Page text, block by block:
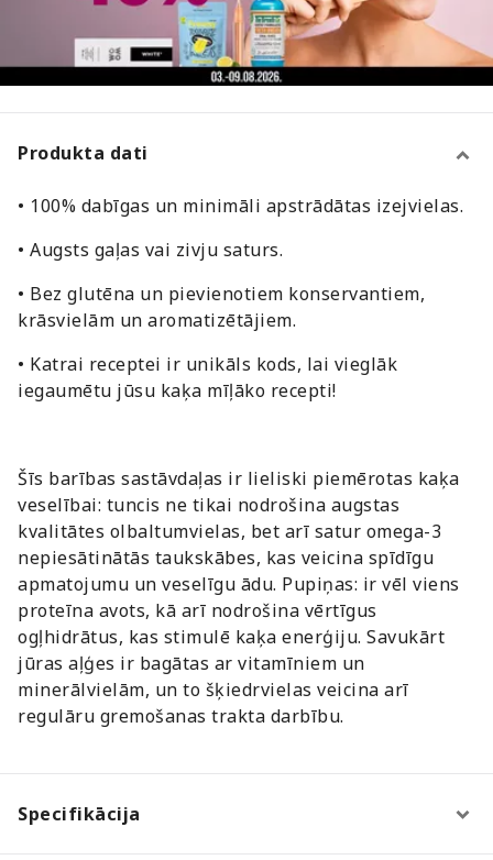
Produkta dati
• 100% dabīgas un minimāli apstrādātas izejvielas.
• Augsts gaļas vai zivju saturs.
• Bez glutēna un pievienotiem konservantiem,
krāsvielām un aromatizētājiem.
• Katrai receptei ir unikāls kods, lai vieglāk
iegaumētu jūsu kaķa mīļāko recepti!
Šīs barības sastāvdaļas ir lieliski piemērotas kaķa
veselībai: tuncis ne tikai nodrošina augstas
kvalitātes olbaltumvielas, bet arī satur omega-3
nepiesātinātās taukskābes, kas veicina spīdīgu
apmatojumu un veselīgu ādu. Pupiņas: ir vēl viens
proteīna avots, kā arī nodrošina vērtīgus
ogļhidrātus, kas stimulē kaķa enerģiju. Savukārt
jūras aļģes ir bagātas ar vitamīniem un
minerālvielām, un to šķiedrvielas veicina arī
regulāru gremošanas trakta darbību.
Specifikācija